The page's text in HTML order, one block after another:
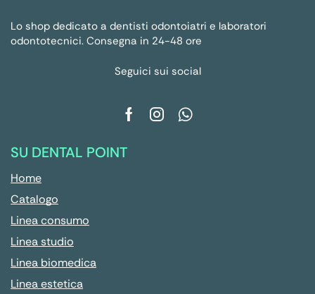
Lo shop dedicato a dentisti odontoiatri e laboratori
odontotecnici. Consegna in 24-48 ore
Seguici sui social
SU DENTAL POINT
Home
Catalogo
Linea consumo
Linea studio
Linea biomedica
Linea estetica